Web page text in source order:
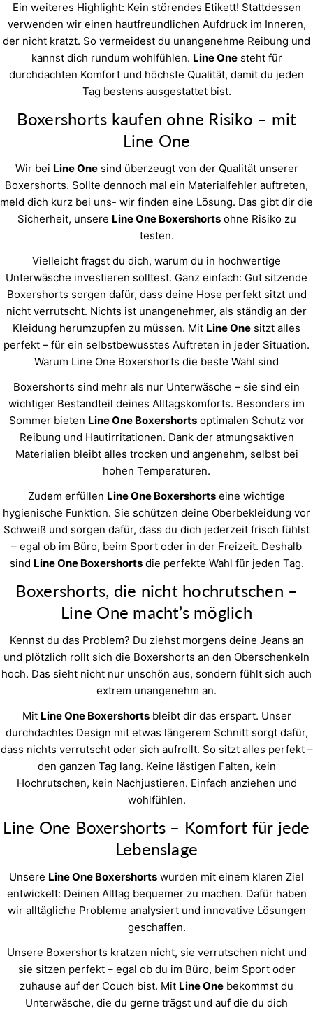
Ein weiteres Highlight: Kein störendes Etikett! Stattdessen
verwenden wir einen hautfreundlichen Aufdruck im Inneren,
der nicht kratzt. So vermeidest du unangenehme Reibung und
kannst dich rundum wohlfühlen. Line Onesteht für
durchdachten Komfort und höchste Qualität, damit du jeden
Tag bestens ausgestattet bist.
Boxershorts kaufen ohne Risiko – mit
Line One
Wir bei Line Onesind überzeugt von der Qualität unserer
Boxershorts. Sollte dennoch mal ein Materialfehler auftreten,
meld dich kurz bei uns- wir finden eine Lösung. Das gibt dir die
Sicherheit, unsere Line One Boxershortsohne Risiko zu
testen.
Vielleicht fragst du dich, warum du in hochwertige
Unterwäsche investieren solltest. Ganz einfach: Gut sitzende
Boxershorts sorgen dafür, dass deine Hose perfekt sitzt und
nicht verrutscht. Nichts ist unangenehmer, als ständig an der
Kleidung herumzupfen zu müssen. Mit Line One sitzt alles
perfekt – für ein selbstbewusstes Auftreten in jeder Situation.
Warum Line One Boxershorts die beste Wahl sind
Boxershorts sind mehr als nur Unterwäsche – sie sind ein
wichtiger Bestandteil deines Alltagskomforts. Besonders im
Sommer bieten Line One Boxershortsoptimalen Schutz vor
Reibung und Hautirritationen. Dank der atmungsaktiven
Materialien bleibt alles trocken und angenehm, selbst bei
hohen Temperaturen.
Zudem erfüllen Line One Boxershorts eine wichtige
hygienische Funktion. Sie schützen deine Oberbekleidung vor
Schweiß und sorgen dafür, dass du dich jederzeit frisch fühlst
– egal ob im Büro, beim Sport oder in der Freizeit. Deshalb
sind Line One Boxershortsdie perfekte Wahl für jeden Tag.
Boxershorts, die nicht hochrutschen –
Line One macht’s möglich
Kennst du das Problem? Du ziehst morgens deine Jeans an
und plötzlich rollt sich die Boxershorts an den Oberschenkeln
hoch. Das sieht nicht nur unschön aus, sondern fühlt sich auch
extrem unangenehm an.
Mit Line One Boxershortsbleibt dir das erspart. Unser
durchdachtes Design mit etwas längerem Schnitt sorgt dafür,
dass nichts verrutscht oder sich aufrollt. So sitzt alles perfekt –
den ganzen Tag lang. Keine lästigen Falten, kein
Hochrutschen, kein Nachjustieren. Einfach anziehen und
wohlfühlen.
Line One Boxershorts – Komfort für jede
Lebenslage
Unsere Line One Boxershorts wurden mit einem klaren Ziel
entwickelt: Deinen Alltag bequemer zu machen. Dafür haben
wir alltägliche Probleme analysiert und innovative Lösungen
geschaffen.
Unsere Boxershorts kratzen nicht, sie verrutschen nicht und
sie sitzen perfekt – egal ob du im Büro, beim Sport oder
zuhause auf der Couch bist. Mit Line One bekommst du
Unterwäsche, die du gerne trägst und auf die du dich